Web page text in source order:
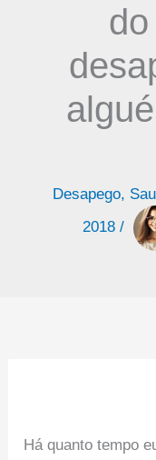
Desapego,
2018 /
Há quanto tempo